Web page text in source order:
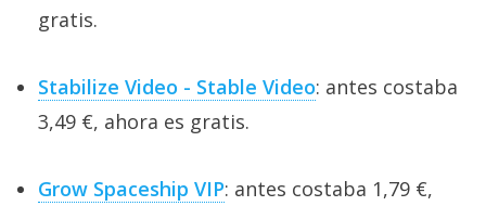
gratis.
Stabilize Video - Stable Video: antes costaba
3,49 €, ahora es gratis.
Grow Spaceship VIP: antes costaba 1,79 €,